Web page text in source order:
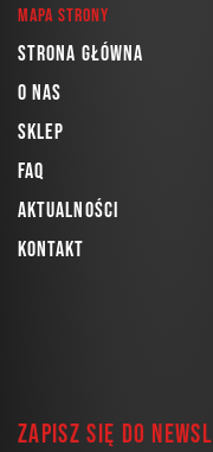
Mapa strony
Strona główna
O nas
Sklep
FAQ
Aktualności
Kontakt
Zapisz się do